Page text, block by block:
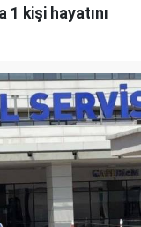
1 kişi hayatını